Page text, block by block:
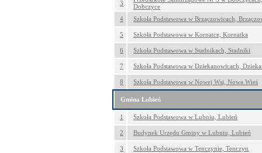
3
Dobczyce
4
Szkoła Podstawowa w Brzączowicach,
5 Szkoła Podstawowa w Kornatce, Kornatka
6 Szkoła Podstawowa w Stadnikach, Stadniki
7 Szkoła Podstawowa w Dziekanowicach,
8 Szkoła Podstawowa w Nowej Wsi, Nowa Wieś
Gmina Lubień
1 Szkoła Podstawowa w Lubniu, Lubień
2 Budynek Urzędu Gminy w Lubniu, Lubień
3 Szkoła Podstawowa w Tenczynie, Tenczyn